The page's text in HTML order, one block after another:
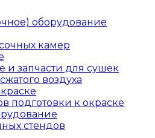
оборудование
камер
запчасти для сушек
воздуха
подготовки к окраске
стендов